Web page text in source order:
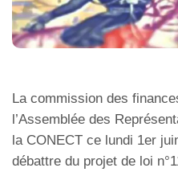
La commission des
l’Assemblée des
la CONECT ce lundi 1er
débattre du projet de loi